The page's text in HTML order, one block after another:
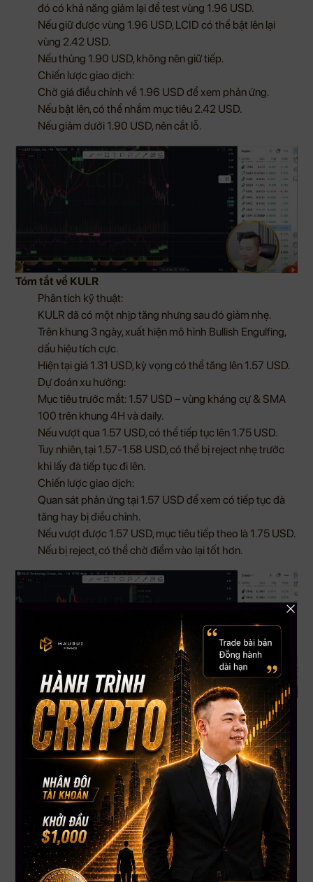
đó có khả năng giảm lại để test vùng 1.96 USD.
Nếu giữ được vùng 1.96 USD, LCID có thể bật lên lại
vùng 2.42 USD.
Nếu thủng 1.90 USD, không nên giữ tiếp.
Chiến lược giao dịch:
Chờ giá điều chỉnh về 1.96 USD để xem phản ứng.
Nếu bật lên, có thể nhắm mục tiêu 2.42 USD.
Nếu giảm dưới 1.90 USD, nên cắt lỗ.
Tóm tắt về KULR
Phân tích kỹ thuật:
KULR đã có một nhịp tăng nhưng sau đó giảm nhẹ.
Trên khung 3 ngày, xuất hiện mô hình Bullish Engulfing,
dấu hiệu tích cực.
Hiện tại giá 1.31 USD, kỳ vọng có thể tăng lên 1.57 USD.
Dự đoán xu hướng:
Mục tiêu trước mắt: 1.57 USD – vùng kháng cự & SMA
100 trên khung 4H và daily.
Nếu vượt qua 1.57 USD, có thể tiếp tục lên 1.75 USD.
Tuy nhiên, tại 1.57-1.58 USD, có thể bị reject nhẹ trước
khi lấy đà tiếp tục đi lên.
Chiến lược giao dịch:
Quan sát phản ứng tại 1.57 USD để xem có tiếp tục đà
tăng hay bị điều chỉnh.
Nếu vượt được 1.57 USD, mục tiêu tiếp theo là 1.75 USD.
Nếu bị reject, có thể chờ điểm vào lại tốt hơn.
Tóm tắt về DRCT
Khả năng lên 3 USD trong tháng 4?
Khó xảy ra, nhìn vào biểu đồ hiện tại, xu hướng chưa có
dấu hiệu tăng mạnh.
DRCT hay có biến động mạnh, nhưng để lên 3 USD
trong tháng 4 thì cần một cú hích lớn, như tin tức tích
cực hoặc dòng tiền mạnh vào.
Xu hướng hiện tại:
Giá hiện tại khoảng 0.70 USD, có thể tiếp tục giảm.
Mục tiêu giảm tiếp theo: 0.61 USD.
Nếu 0.60 USD giữ vững, có thể tạo vùng tích lũy và bật